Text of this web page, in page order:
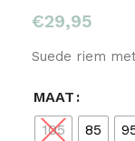
€29,95
Suede riem
MAAT
105
85